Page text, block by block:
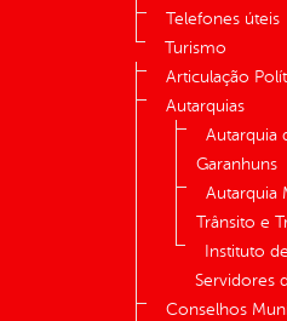
Telefones úteis
Turismo
Articulação
Autarquias
Autarquia
Garanhuns
Autarquia
Trânsito e
Instituto
Servidores
Conselhos